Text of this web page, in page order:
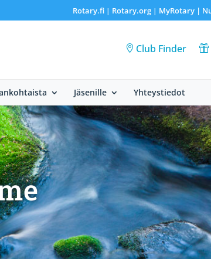
Rotary.fi| Rotary.org| MyRotary |
Club Finder
Jäsenille Yhteystiedot